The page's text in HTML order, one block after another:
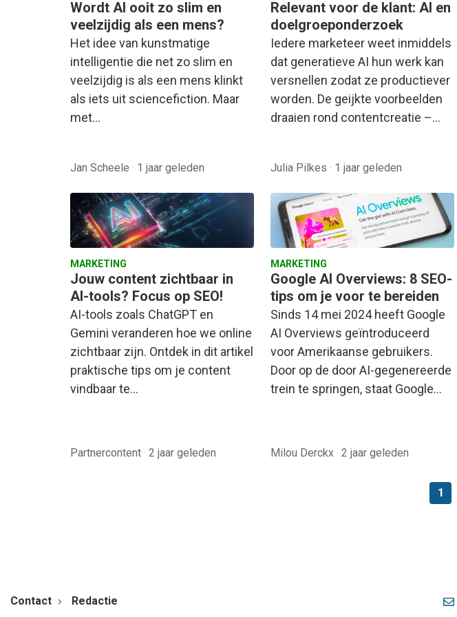
Wordt AI ooit zo slim en
veelzijdig als een mens?
Het idee van kunstmatige
intelligentie die net zo slim en
veelzijdig is als een mens klinkt
als iets uit sciencefiction. Maar
met…
Jan Scheele · 1 jaar geleden
Relevant voor de klant: AI en
doelgroeponderzoek
Iedere marketeer weet inmiddels
dat generatieve AI hun werk kan
versnellen zodat ze productiever
worden. De geijkte voorbeelden
draaien rond contentcreatie –…
Julia Pilkes · 1 jaar geleden
MARKETING
Jouw content zichtbaar in
AI-tools? Focus op SEO!
AI-tools zoals ChatGPT en
Gemini veranderen hoe we online
zichtbaar zijn. Ontdek in dit artikel
praktische tips om je content
vindbaar te…
Partnercontent · 2 jaar geleden
MARKETING
Google AI Overviews: 8 SEO-
tips om je voor te bereiden
Sinds 14 mei 2024 heeft Google
AI Overviews geïntroduceerd
voor Amerikaanse gebruikers.
Door op de door AI-gegenereerde
trein te springen, staat Google…
Milou Derckx · 2 jaar geleden
1
Contact Redactie